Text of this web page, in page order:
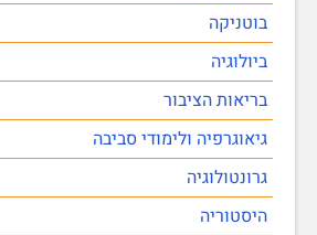
בוטניקה
ביולוגיה
בריאות הציבור
גיאוגרפיה ולימודי סביבה
גרונטולוגיה
היסטוריה